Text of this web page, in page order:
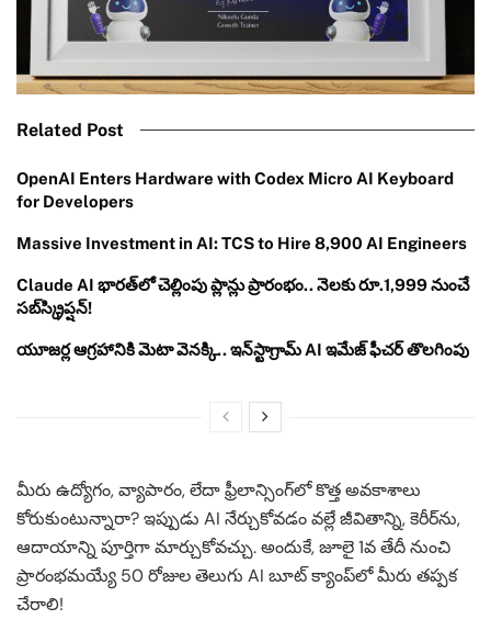
Related Post
OpenAI Enters Hardware with Codex Micro AI Keyboard
for Developers
Massive Investment in AI: TCS to Hire 8,900 AI Engineers
Claude AI భారత్‌లో చెల్లింపు ప్లాన్లు ప్రారంభం.. నెలకు రూ.1,999 నుంచే
సబ్‌స్క్రిప్షన్!
యూజర్ల ఆగ్రహానికి మెటా వెనక్కి.. ఇన్‌స్టాగ్రామ్ AI ఇమేజ్ ఫీచర్ తొలగింపు
మీరు ఉద్యోగం, వ్యాపారం, లేదా ఫ్రీలాన్సింగ్‌లో కొత్త అవకాశాలు
కోరుకుంటున్నారా? ఇప్పుడు AI నేర్చుకోవడం వల్లే జీవితాన్ని, కెరీర్‌ను,
ఆదాయాన్ని పూర్తిగా మార్చుకోవచ్చు. అందుకే, జూలై 1వ తేదీ నుంచి
ప్రారంభమయ్యే 50 రోజుల తెలుగు AI బూట్ క్యాంప్‌లో మీరు తప్పక
చేరాలి!